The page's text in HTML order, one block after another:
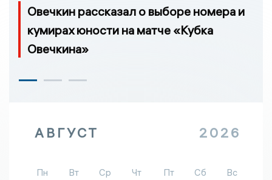
Овечкин рассказал о выборе номера и
кумирах юности на матче «Кубка
Овечкина»
АВГУСТ 2026
Пн Вт Ср Чт Пт Сб
Вс